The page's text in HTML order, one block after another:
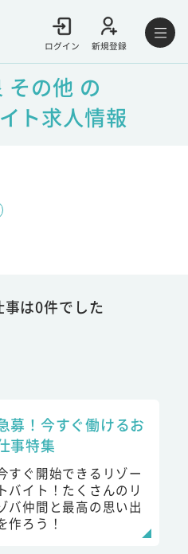
ログイン 新規登録
その他 の
ト求人情報
は0件でした
募！今すぐ働けるお
事特集
すぐ開始できるリゾー
トバイト！たくさんのリ
バ仲間と最高の思い出
作ろう！